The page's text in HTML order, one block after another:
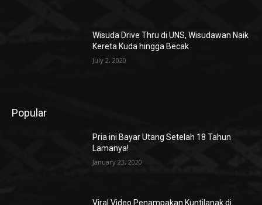
Wisuda Drive Thru di UNS, Wisudawan Naik
Kereta Kuda hingga Becak
July 2, 2020
Popular
Pria ini Bayar Utang Setelah 18 Tahun
Lamanya!
January 23, 2020
Viral Video Penampakan Kuntilanak di